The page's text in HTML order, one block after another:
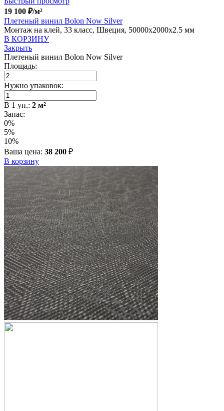
19 100 ₽/м²
Плетеный винил Bolon Now Silver
Монтаж на клей, 33 класс, Швеция, 50000x2000x2.5 мм
В КОРЗИНУ
Закрыть
Плетеный винил Bolon Now Silver
Площадь:
Нужно упаковок:
В 1 уп.: 2 м²
Запас:
0%
5%
10%
Ваша цена: 38 200 ₽
В корзину